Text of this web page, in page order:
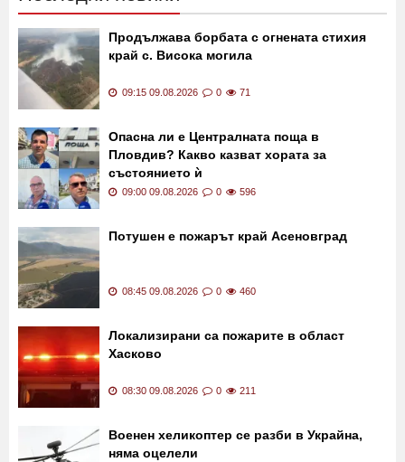
Продължава борбата с огнената стихия
край с. Висока могила
09:15 09.08.2026 0 71
Опасна ли е Централната поща в
Пловдив? Какво казват хората за
състоянието ѝ
09:00 09.08.2026 0 596
Потушен е пожарът край Асеновград
08:45 09.08.2026 0 460
Локализирани са пожарите в област
Хасково
08:30 09.08.2026 0 211
Военен хеликоптер се разби в Украйна,
няма оцелели